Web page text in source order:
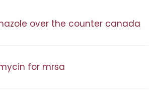
over the counter canada
for mrsa